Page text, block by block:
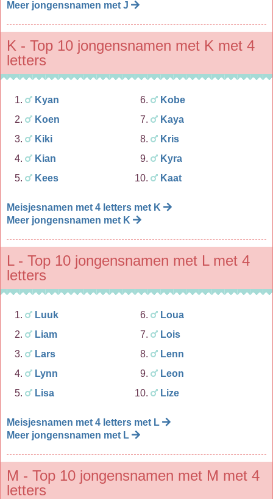
Meer jongensnamen met J
K - Top 10 jongensnamen met K met 4
letters
Kyan
Koen
Kiki
Kian
Kees
Kobe
Kaya
Kris
Kyra
Kaat
Meisjesnamen met 4 letters met K
Meer jongensnamen met K
L - Top 10 jongensnamen met L met 4
letters
Luuk
Liam
Lars
Lynn
Lisa
Loua
Lois
Lenn
Leon
Lize
Meisjesnamen met 4 letters met L
Meer jongensnamen met L
M - Top 10 jongensnamen met M met 4
letters